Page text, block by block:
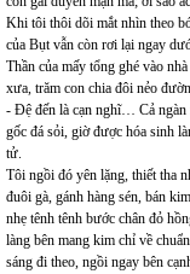
Khi tôi thôi dõi mắt nhìn theo
của Bụt vẫn còn rơi lại ngay
Thần của mấy tổng ghé vào
xưa, trăm con chia đôi nẻo
- Đệ đến là cạn nghĩ… Cả ngàn
gốc đá sỏi, giờ được hóa sinh
tử.
Tôi ngồi đó yên lặng, thiết tha
đuôi gà, gánh hàng sén, bán
nhẹ tênh tênh bước chân đỏ
làng bên mang kim chỉ về
sáng đi theo, ngồi ngay bên